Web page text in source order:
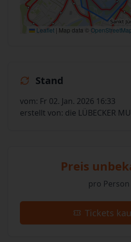
Leaflet | Map data ©
Stand
vom: Fr 02. Jan. 2026 16:33
erstellt von: die LÜBECKER
Preis
pro Person
Tickets